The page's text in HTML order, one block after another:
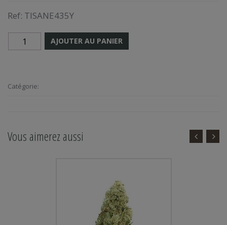
Ref: TISANE435Y
AJOUTER AU PANIER
Catégorie:
Vous aimerez aussi